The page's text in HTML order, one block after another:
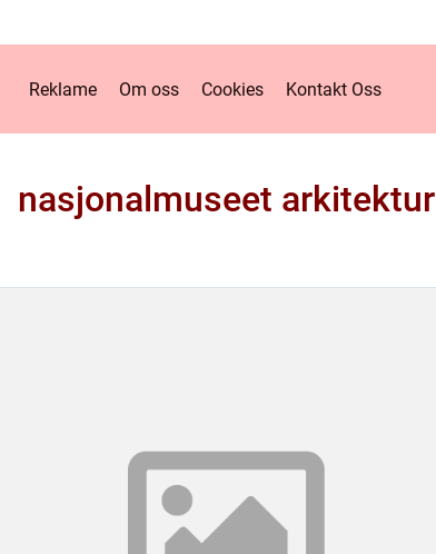
Reklame Om oss Cookies Kontakt Oss
nasjonalmuseet arkitektur